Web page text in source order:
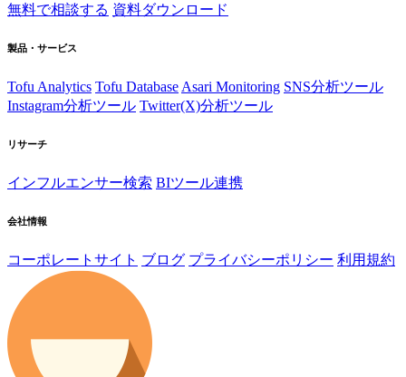
無料で相談する 資料ダウンロード
製品・サービス
Tofu Analytics Tofu Database Asari Monitoring SNS分析ツール
Instagram分析ツール Twitter(X)分析ツール
リサーチ
インフルエンサー検索 BIツール連携
会社情報
コーポレートサイト ブログ プライバシーポリシー 利用規約